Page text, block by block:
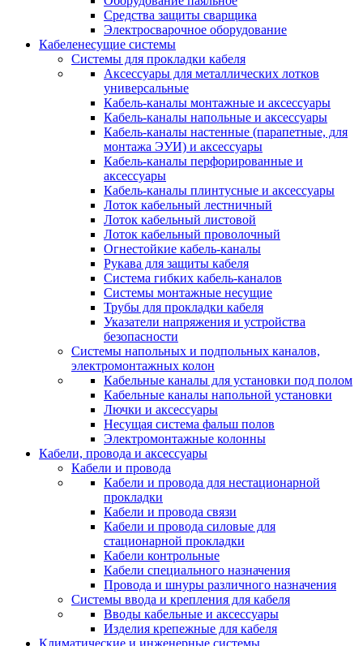
Средства защиты сварщика
Электросварочное оборудование
Кабеленесущие системы
Системы для прокладки кабеля
Аксессуары для металлических лотков
универсальные
Кабель-каналы монтажные и аксессуары
Кабель-каналы напольные и аксессуары
Кабель-каналы настенные (парапетные, для
монтажа ЭУИ) и аксессуары
Кабель-каналы перфорированные и
аксессуары
Кабель-каналы плинтусные и аксессуары
Лоток кабельный лестничный
Лоток кабельный листовой
Лоток кабельный проволочный
Огнестойкие кабель-каналы
Рукава для защиты кабеля
Система гибких кабель-каналов
Системы монтажные несущие
Трубы для прокладки кабеля
Указатели напряжения и устройства
безопасности
Системы напольных и подпольных каналов,
электромонтажных колон
Кабельные каналы для установки под полом
Кабельные каналы напольной установки
Лючки и аксессуары
Несущая система фальш полов
Электромонтажные колонны
Кабели, провода и аксессуары
Кабели и провода
Кабели и провода для нестационарной
прокладки
Кабели и провода связи
Кабели и провода силовые для
стационарной прокладки
Кабели контрольные
Кабели специального назначения
Провода и шнуры различного назначения
Системы ввода и крепления для кабеля
Вводы кабельные и аксессуары
Изделия крепежные для кабеля
Климатические и инженерные системы